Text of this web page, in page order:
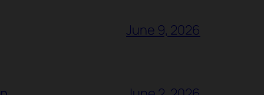
June 9, 2026